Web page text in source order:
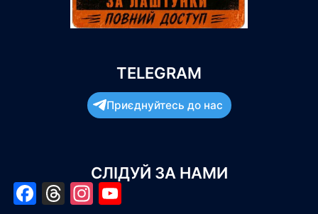
TELEGRAM
Приєднуйтесь до нас
СЛІДУЙ ЗА НАМИ
Facebook
Threads
Instagram